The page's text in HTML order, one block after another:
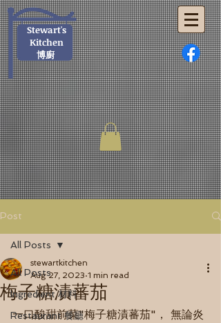
Stewart's
Kitchen
博廚
Post
All Posts
Ingredient 材料
Restaurant 餐廳
All Posts
梅子糖漬蕃茄
stewartkitchen
Aug 27, 2023 1 min read
一口酸甜前菜"梅子糖漬蕃茄"， 無論炎